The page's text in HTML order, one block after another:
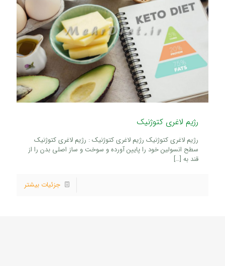
رژیم لاغری کتوژنیک
رژیم لاغری کتوژنیک رژیم لاغری کتوژنیک : رژیم لاغری کتوژنیک
سطح انسولین خود را پایین آورده و سوخت و ساز اصلی بدن را از
قند به […]
جزئیات بیشتر